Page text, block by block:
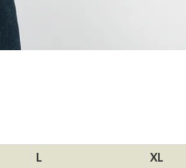
L XL